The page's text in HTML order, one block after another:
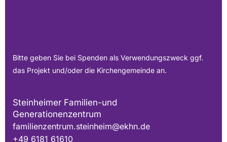
Bitte geben Sie bei Spenden als Verwendungszweck ggf.
das Projekt und/oder die Kirchengemeinde an.
Steinheimer Familien-und
Generationenzentrum
familienzentrum.steinheim@ekhn.de
+49 6181 61610